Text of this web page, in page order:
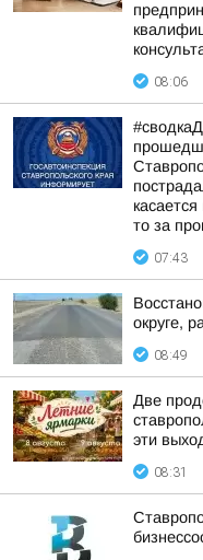
08:06
то за
07:43
округе,
08:49
Две
эти
08:31